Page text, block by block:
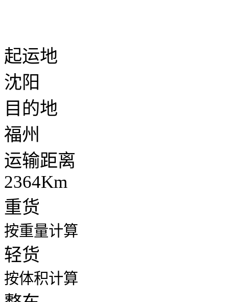
起运地
沈阳
目的地
福州
运输距离
2364Km
重货
按重量计算
轻货
按体积计算